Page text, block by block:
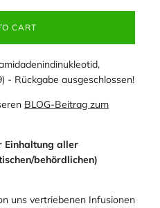
CART
- Rückgabe ausgeschlossen!
BLOG-Beitrag zum
Einhaltung aller
behördlichen)
uns vertriebenen Infusionen